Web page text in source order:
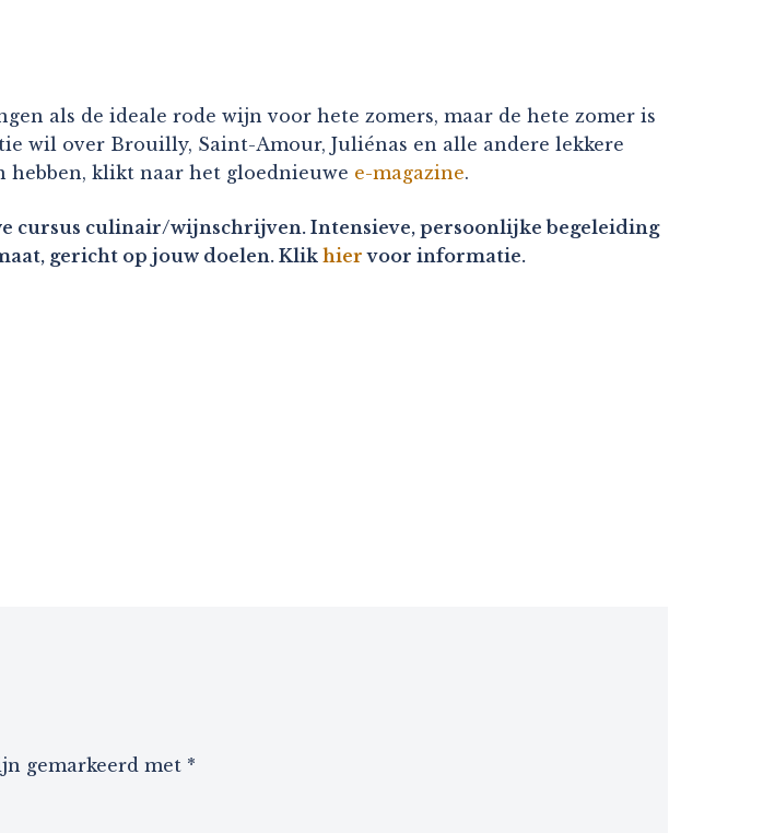
als de ideale rode wijn voor hete zomers, maar de hete zomer is
wil over Brouilly, Saint-Amour, Juliénas en alle andere lekkere
hebben, klikt naar het gloednieuwe e-magazine.
cursus culinair/wijnschrijven. Intensieve, persoonlijke begeleiding
gericht op jouw doelen. Klik hier voor informatie.
gemarkeerd met *